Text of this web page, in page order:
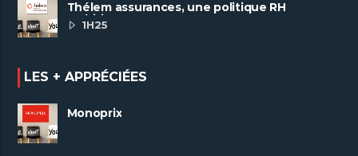
Thélem assurances, une politique RH
ambitieuse
1H25
LES + APPRÉCIÉES
Monoprix